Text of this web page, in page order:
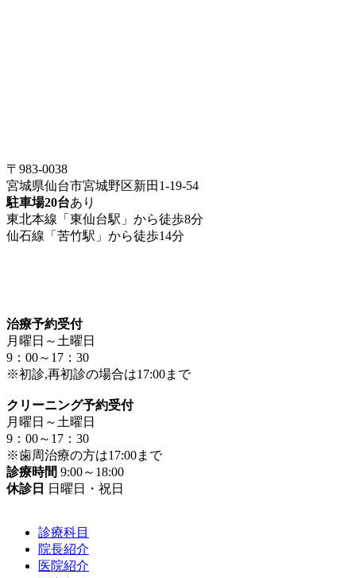
〒983-0038
宮城県仙台市宮城野区新田1-19-54
駐車場20台あり
東北本線「東仙台駅」から徒歩8分
仙石線「苦竹駅」から徒歩14分
治療予約受付
月曜日～土曜日
9：00～17：30
※初診,再初診の場合は17:00まで
クリーニング予約受付
月曜日～土曜日
9：00～17：30
※歯周治療の方は17:00まで
診療時間 9:00～18:00
休診日
日曜日・祝日
診療科目
院長紹介
医院紹介